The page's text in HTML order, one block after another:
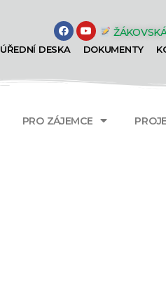
ÚŘEDNÍ DESKA DOKUMENTY
PRO ZÁJEMCE